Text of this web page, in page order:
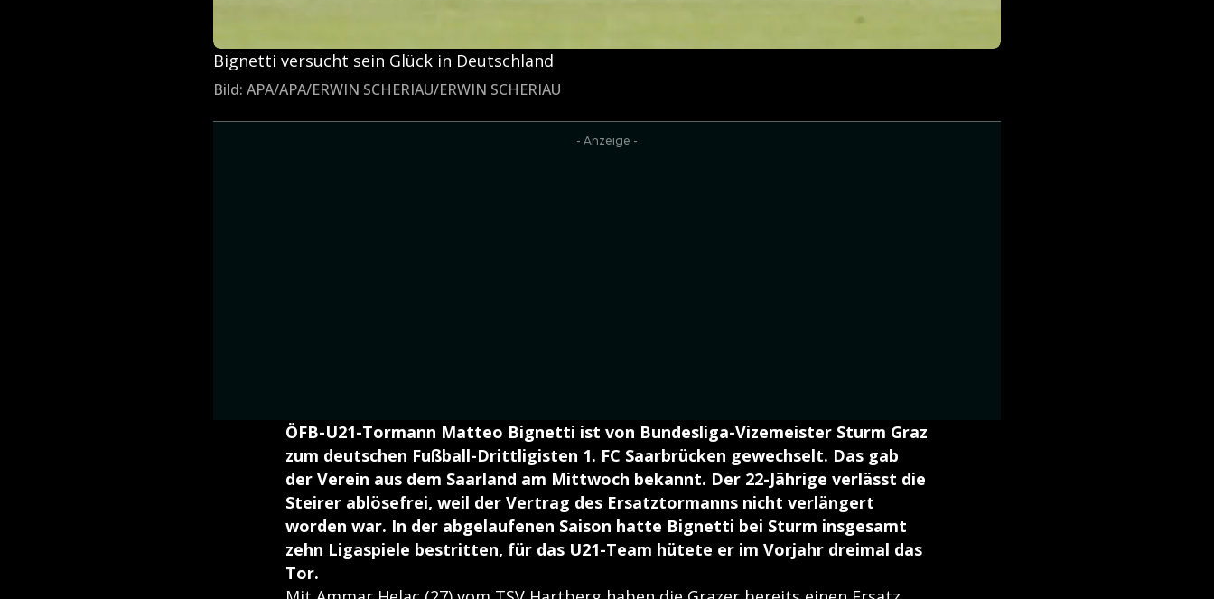
Bignetti versucht sein Glück in Deutschland
Bild: APA/APA/ERWIN SCHERIAU/ERWIN SCHERIAU
- Anzeige -
ÖFB-U21-Tormann Matteo Bignetti ist von Bundesliga-Vizemeister Sturm Graz
zum deutschen Fußball-Drittligisten 1. FC Saarbrücken gewechselt. Das gab
der Verein aus dem Saarland am Mittwoch bekannt. Der 22-Jährige verlässt die
Steirer ablösefrei, weil der Vertrag des Ersatztormanns nicht verlängert
worden war. In der abgelaufenen Saison hatte Bignetti bei Sturm insgesamt
zehn Ligaspiele bestritten, für das U21-Team hütete er im Vorjahr dreimal das
Tor.